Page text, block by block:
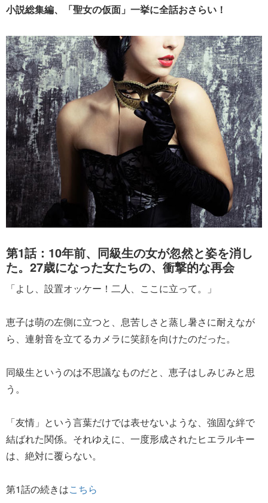
小説総集編、「聖女の仮面」一挙に全話おさらい！
第1話：10年前、同級生の女が忽然と姿を消し
た。27歳になった女たちの、衝撃的な再会
「よし、設置オッケー！二人、ここに立って。」
恵子は萌の左側に立つと、息苦しさと蒸し暑さに耐えなが
ら、連射音を立てるカメラに笑顔を向けたのだった。
同級生というのは不思議なものだと、恵子はしみじみと思
う。
「友情」という言葉だけでは表せないような、強固な絆で
結ばれた関係。それゆえに、一度形成されたヒエラルキー
は、絶対に覆らない。
第1話の続きはこちら